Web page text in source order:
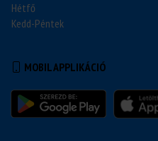
Hétfő
Kedd-Péntek
MOBIL APPLIKÁCIÓ